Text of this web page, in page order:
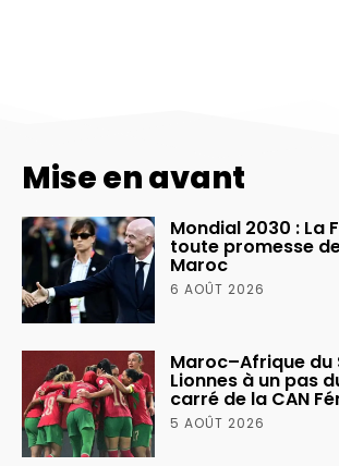
Mise en avant
Mondial 2030 : La
toute promesse
Maroc
6 AOÛT 2026
Maroc–Afrique du
Lionnes à un pas
carré de la CAN
5 AOÛT 2026